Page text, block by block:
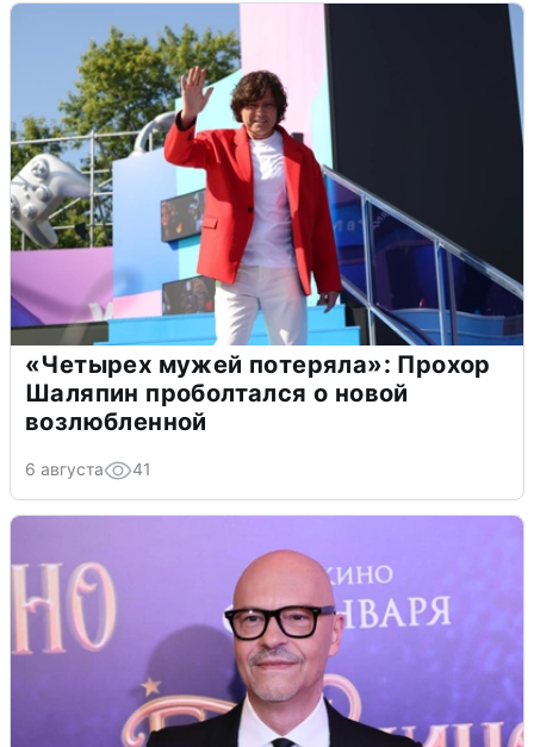
«Четырех мужей потеряла»: Прохор
Шаляпин проболтался о новой
возлюбленной
6 августа 41